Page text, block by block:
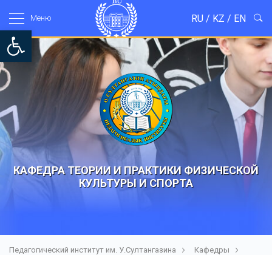
Open toolbar
Mеню RU / KZ / EN
КАФЕДРА ТЕОРИИ И ПРАКТИКИ ФИЗИЧЕСКОЙ
КУЛЬТУРЫ И СПОРТА
Педагогический институт им. У.Султангазина
Кафедры